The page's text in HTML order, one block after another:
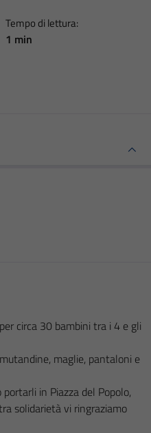
Tempo di lettura:
1 min
circa 30 bambini tra i 4 e gli
maglie, pantaloni e
in Piazza del Popolo,
solidarietà vi ringraziamo